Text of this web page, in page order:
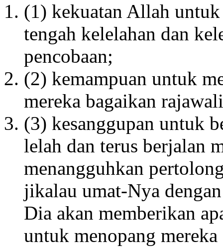
(1) kekuatan Allah
tengah kelelahan dan
pencobaan;
(2) kemampuan untuk
mereka bagaikan
(3) kesanggupan untuk
lelah dan terus berjalan
menangguhkan
jikalau umat-Nya
Dia akan memberikan
untuk menopang mereka